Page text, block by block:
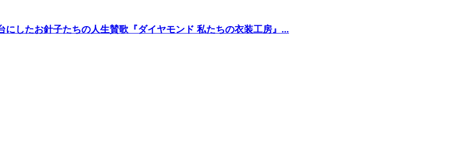
にしたお針子たちの人生賛歌『ダイヤモンド 私たちの衣装工房』...